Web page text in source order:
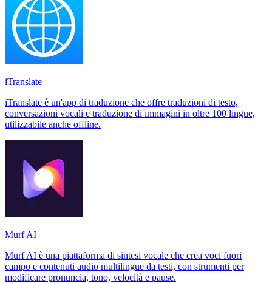
iTranslate
iTranslate è un'app di traduzione che offre traduzioni di testo,
conversazioni vocali e traduzione di immagini in oltre 100 lingue,
utilizzabile anche offline.
Murf AI
Murf AI è una piattaforma di sintesi vocale che crea voci fuori
campo e contenuti audio multilingue da testi, con strumenti per
modificare pronuncia, tono, velocità e pause.